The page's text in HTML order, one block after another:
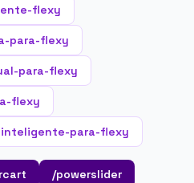
flexy
para-flexy
para-flexy
flexy
para-flexy
/powerslider